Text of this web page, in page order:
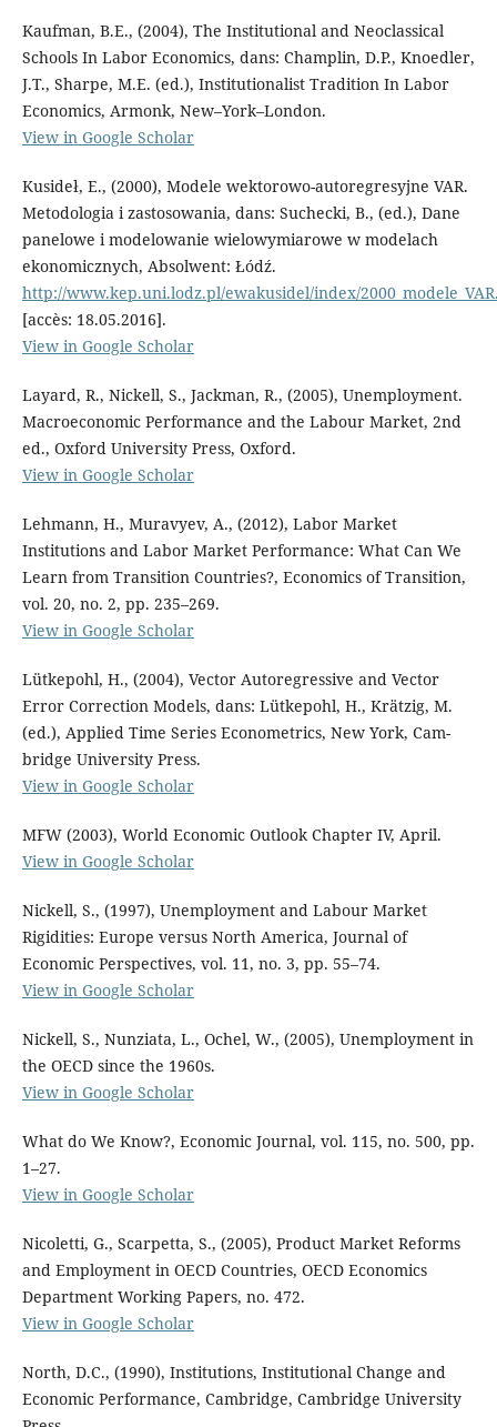
Kaufman, B.E., (2004), The Institutional and Neoclassical
Schools In Labor Economics, dans: Champlin, D.P., Knoedler,
J.T., Sharpe, M.E. (ed.), Institutionalist Tradition In Labor
Economics, Armonk, New–York–London.
View in Google Scholar
Kusideł, E., (2000), Modele wektorowo-autoregresyjne VAR.
Metodologia i zastosowania, dans: Suchecki, B., (ed.), Dane
panelowe i modelowanie wielowymiarowe w modelach
ekonomicznych, Absolwent: Łódź.
http://www.kep.uni.lodz.pl/ewakusidel/index/
[accès: 18.05.2016].
View in Google Scholar
Layard, R., Nickell, S., Jackman, R., (2005), Unemployment.
Macroeconomic Performance and the Labour Market, 2nd
ed., Oxford University Press, Oxford.
View in Google Scholar
Lehmann, H., Muravyev, A., (2012), Labor Market
Institutions and Labor Market Performance: What Can We
Learn from Transition Countries?, Economics of Transition,
vol. 20, no. 2, pp. 235–269.
View in Google Scholar
Lütkepohl, H., (2004), Vector Autoregressive and Vector
Error Correction Models, dans: Lütkepohl, H., Krätzig, M.
(ed.), Applied Time Series Econometrics, New York, Cam-
bridge University Press.
View in Google Scholar
MFW (2003), World Economic Outlook Chapter IV, April.
View in Google Scholar
Nickell, S., (1997), Unemployment and Labour Market
Rigidities: Europe versus North America, Journal of
Economic Perspectives, vol. 11, no. 3, pp. 55–74.
View in Google Scholar
Nickell, S., Nunziata, L., Ochel, W., (2005), Unemployment in
the OECD since the 1960s.
View in Google Scholar
What do We Know?, Economic Journal, vol. 115, no. 500, pp.
1–27.
View in Google Scholar
Nicoletti, G., Scarpetta, S., (2005), Product Market Reforms
and Employment in OECD Countries, OECD Economics
Department Working Papers, no. 472.
View in Google Scholar
North, D.C., (1990), Institutions, Institutional Change and
Economic Performance, Cambridge, Cambridge University